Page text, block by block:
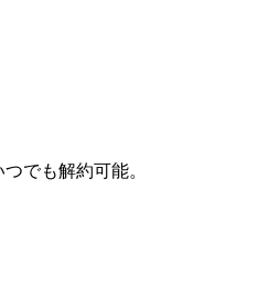
でも解約可能。